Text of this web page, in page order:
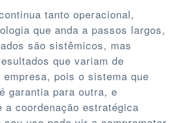
tanto operacional,
que anda a passos largos,
são sistêmicos, mas
que variam de
empresa, pois o sistema que
garantia para outra, e
a coordenação estratégica